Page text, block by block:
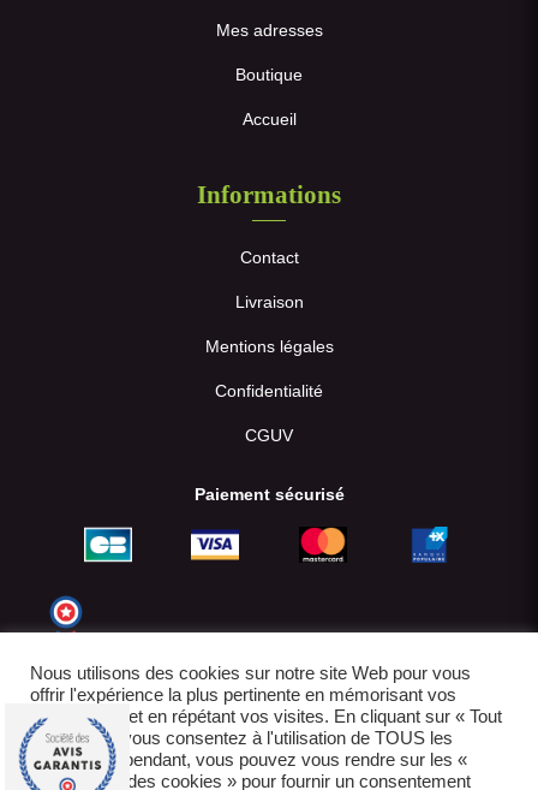
Mes adresses
Boutique
Accueil
Informations
Contact
Livraison
Mentions légales
Confidentialité
CGUV
Paiement sécurisé
Nous utilisons des cookies sur notre site Web pour vous
offrir l'expérience la plus pertinente en mémorisant vos
préférences et en répétant vos visites. En cliquant sur « Tout
accepter », vous consentez à l'utilisation de TOUS les
cookies. Cependant, vous pouvez vous rendre sur les «
Paramètres des cookies » pour fournir un consentement